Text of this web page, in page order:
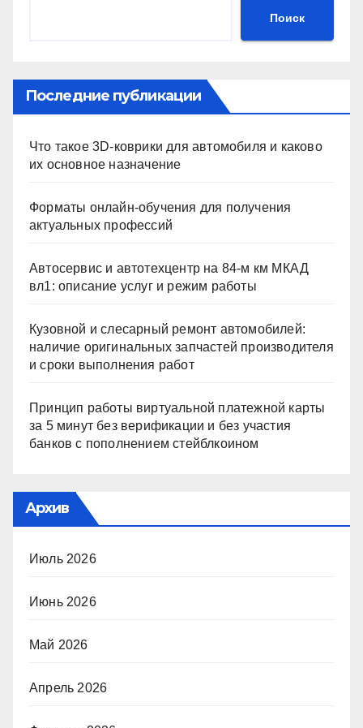
Поиск
Последние публикации
Что такое 3D-коврики для автомобиля и каково
их основное назначение
Форматы онлайн-обучения для получения
актуальных профессий
Автосервис и автотехцентр на 84-м км МКАД
вл1: описание услуг и режим работы
Кузовной и слесарный ремонт автомобилей:
наличие оригинальных запчастей производителя
и сроки выполнения работ
Принцип работы виртуальной платежной карты
за 5 минут без верификации и без участия
банков с пополнением стейблкоином
Архив
Июль 2026
Июнь 2026
Май 2026
Апрель 2026